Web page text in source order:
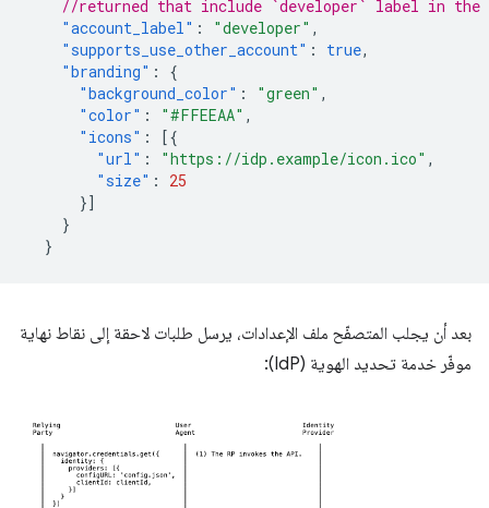
//returned that include `developer` label in the
"account_label" : "developer" ,
"supports_use_other_account" : true,
"branding" :
{
"background_color" : "green" ,
"color" : "#FFEEAA" ,
"icons" :
[{
"url" : "https://idp.example/icon.ico" ,
"size" :
25
}]
}
}
بعد أن يجلب المتصفّح ملف الإعدادات، يرسل طلبات لاحقة إلى نقاط نهاية
موفّر خدمة تحديد الهوية (IdP):